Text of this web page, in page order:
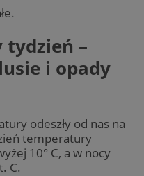
tydzień –
i opady
odeszły od nas na
temperatury
10° C, a w nocy
C.